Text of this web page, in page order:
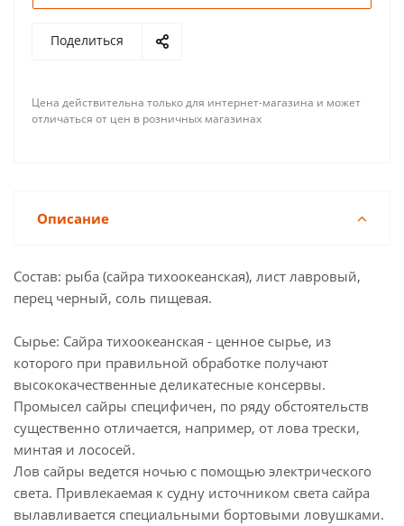
Поделиться
Цена действительна только для интернет-магазина и может
отличаться от цен в розничных магазинах
Описание
Состав: рыба (сайра тихоокеанская), лист лавровый,
перец черный, соль пищевая.
Сырье: Сайра тихоокеанская - ценное сырье, из
которого при правильной обработке получают
высококачественные деликатесные консервы.
Промысел сайры специфичен, по ряду обстоятельств
существенно отличается, например, от лова трески,
минтая и лососей.
Лов сайры ведется ночью с помощью электрического
света. Привлекаемая к судну источником света сайра
вылавливается специальными бортовыми ловушками.